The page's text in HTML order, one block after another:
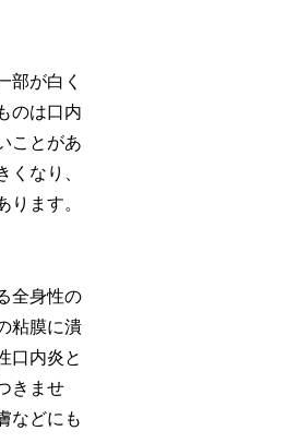
部が白く
のは口内
ことがあ
くなり、
ります。
全身性の
粘膜に潰
口内炎と
きませ
などにも